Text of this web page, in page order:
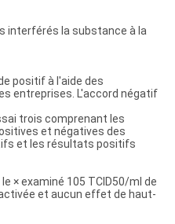
interférés la substance à la
positif à l'aide des
entreprises. L'accord négatif
trois comprenant les
et négatives des
et les résultats positifs
× examiné 105 TCID50/ml de
et aucun effet de haut-